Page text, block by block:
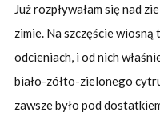
Już rozpływałam się nad
zimie. Na szczęście wiosną
odcieniach, i od nich
biało-zółto-zielonego
zawsze było pod